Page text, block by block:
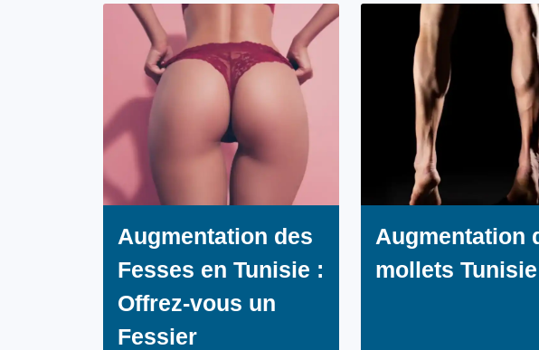
Augmentation des
Fesses en Tunisie :
Offrez-vous un
Fessier
Augmentation
mollets Tunisie